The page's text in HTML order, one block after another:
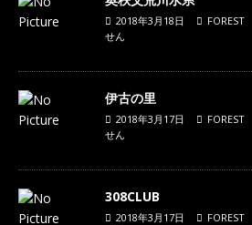
2018年3月18日 FOREST
せん
伊古の里
2018年3月17日 FOREST
せん
308CLUB
2018年3月17日 FOREST